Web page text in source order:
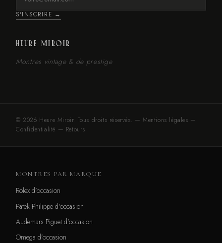
S'INSCRIRE →
HEURE MIROIR
Montres vintage & de prestige
© 2026 Heure Miroir. Tous droits réservés. —Mentions légales —
Confidentialité — Retours
MONTRES PAR MARQUE
Rolex d'occasion
Patek Philippe d'occasion
Audemars Piguet d'occasion
Omega d'occasion